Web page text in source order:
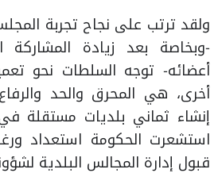
ولقد ترتب على نجاح تجربة
-وبخاصة بعد زيادة المشاركة
أعضائه- توجه السلطات نحو
أخرى، هي المحرق والحد
إنشاء ثماني بلديات مستقلة
استشعرت الحكومة استعداد
قبول إدارة المجالس البلدية